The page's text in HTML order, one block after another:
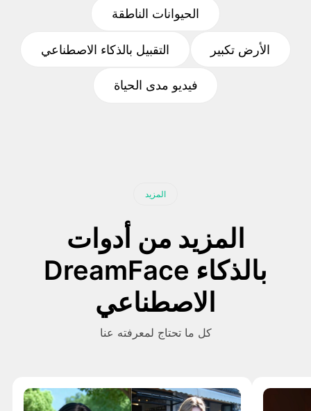
الحيوانات الناطقة
التقبيل بالذكاء الاصطناعي الأرض تكبير
فيديو مدى الحياة
المزيد
المزيد من أدوات
DreamFace بالذكاء
الاصطناعي
كل ما تحتاج لمعرفته عنا